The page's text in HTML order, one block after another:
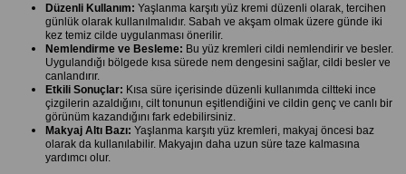
Düzenli Kullanım: Yaşlanma karşıtı yüz kremi düzenli olarak, tercihen
günlük olarak kullanılmalıdır. Sabah ve akşam olmak üzere günde iki
kez temiz cilde uygulanması önerilir.
Nemlendirme ve Besleme: Bu yüz kremleri cildi nemlendirir ve besler.
Uygulandığı bölgede kısa sürede nem dengesini sağlar, cildi besler ve
canlandırır.
Etkili Sonuçlar: Kısa süre içerisinde düzenli kullanımda ciltteki ince
çizgilerin azaldığını, cilt tonunun eşitlendiğini ve cildin genç ve canlı bir
görünüm kazandığını fark edebilirsiniz.
Makyaj Altı Bazı: Yaşlanma karşıtı yüz kremleri, makyaj öncesi baz
olarak da kullanılabilir. Makyajın daha uzun süre taze kalmasına
yardımcı olur.